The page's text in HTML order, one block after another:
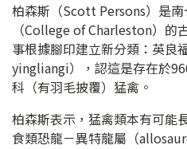
柏森斯（Scott Persons）是
（College of Charleston）的
事根據腳印建立新分類：英良
yingliangi），認這是存在於
科（有羽毛披覆）猛禽。
柏森斯表示，猛禽類本有可能
食類恐龍－異特龍屬（